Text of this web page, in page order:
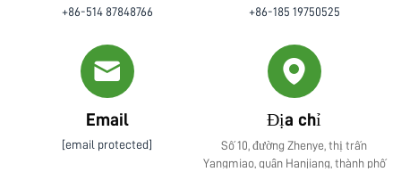
+86-514 87848766 +86-185 19750525
Email
[email protected]
Địa chỉ
Số 10, đường Zhenye, thị trấn
Yangmiao, quận Hanjiang, thành phố